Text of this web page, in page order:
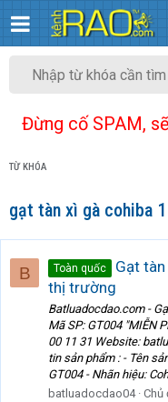
Đừng cố SPAM,
TỪ KHÓA
gạt tàn xì gà cohiba
B Toàn quốc
Gạt
thị trường
Batluadocdao.com -
Mã SP: GT004 "MIỄN
00 11 31 Website:
tin sản phẩm : - Tên
GT004 - Nhãn hiệu:
batluadocdao04 Chủ